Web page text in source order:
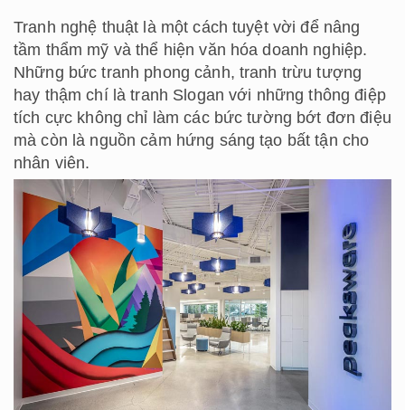
Tranh nghệ thuật là một cách tuyệt vời để nâng
tầm thẩm mỹ và thể hiện văn hóa doanh nghiệp.
Những bức tranh phong cảnh, tranh trừu tượng
hay thậm chí là tranh Slogan với những thông điệp
tích cực không chỉ làm các bức tường bớt đơn điệu
mà còn là nguồn cảm hứng sáng tạo bất tận cho
nhân viên.